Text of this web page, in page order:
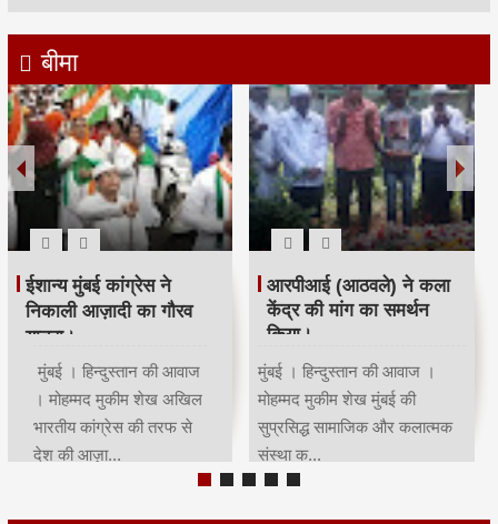
बीमा
रमजान पर दिया एकता-
भाईचारे का संदेश:कांग्रेस ने
आयोजित किया रोजा इफ्तार
मुंबई | हिन्दुस्तान की आवाज |
मोहम्मद मुकीम शेखमुंबई कांग्रेस
अध्यक्ष भाई जगताप व कार्याध्यक्ष
चरणसि...
श्री सिद्धिविनायक मंदिर
ट्रस्ट ने सचिन तेंदुलकर का
सम्मान किया।
मुंबई । हिन्दुस्तान की आवाज ।
मोहम्मद मुकीम शेख भारतीय क्रिकेट
के भगवान कहे जाने वाले देश के
मह...